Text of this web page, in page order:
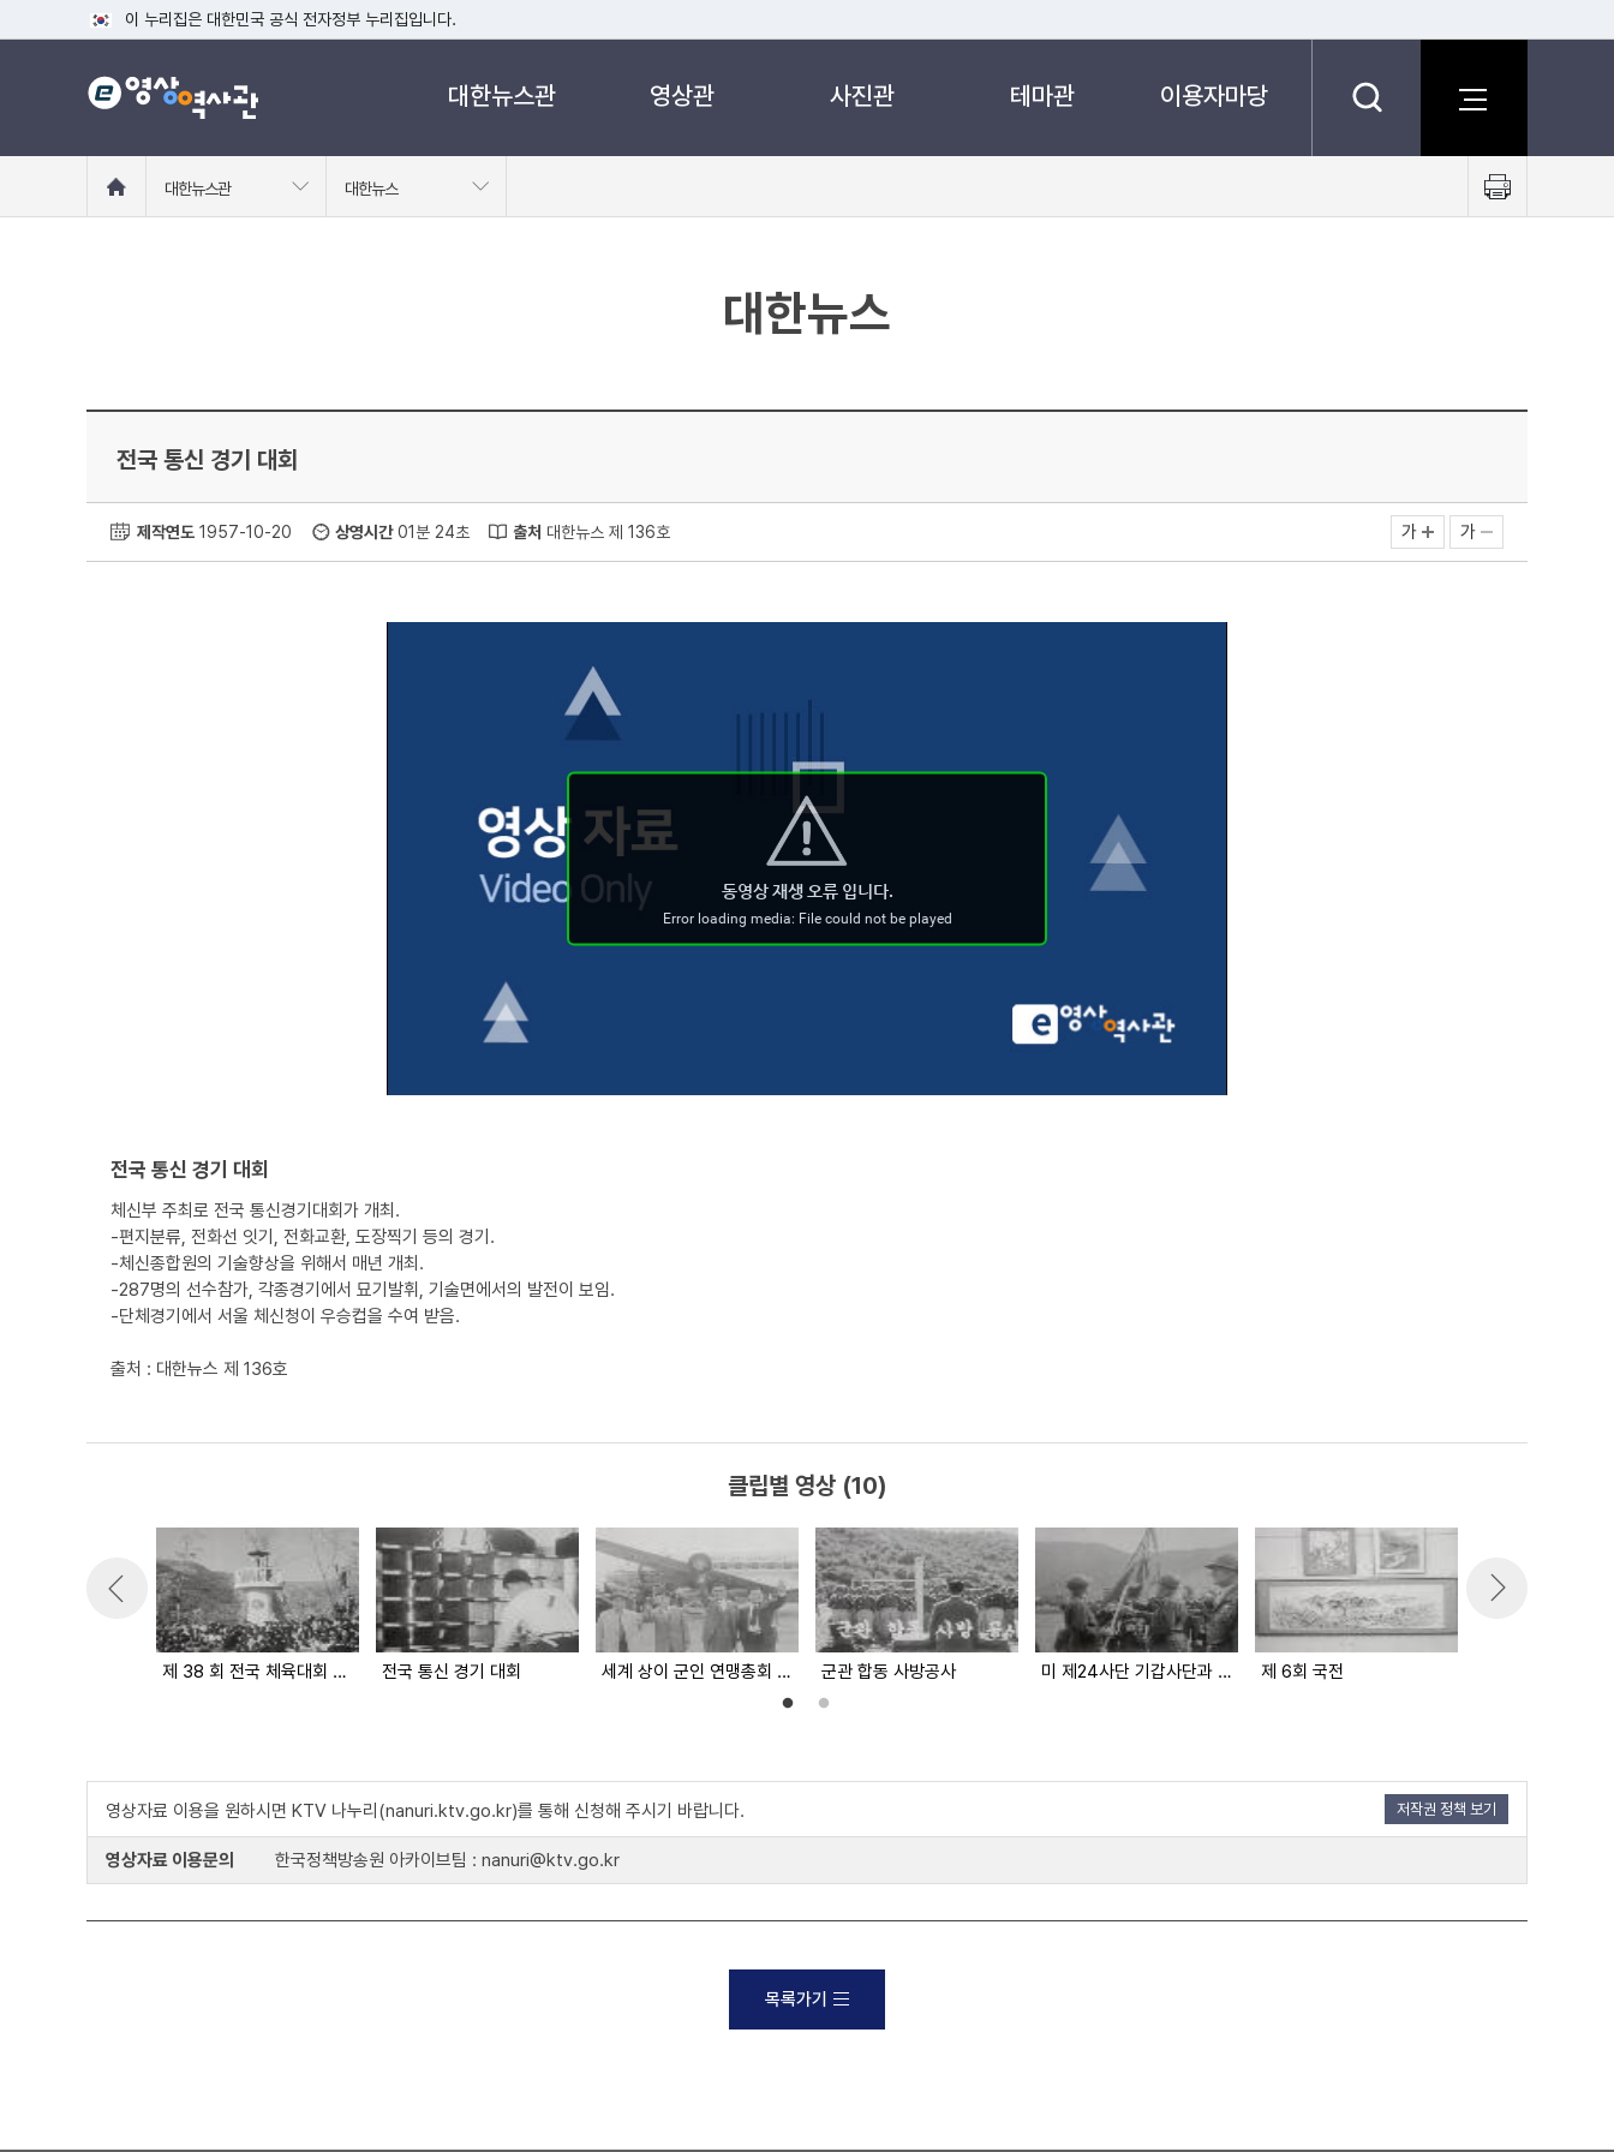
이 누리집은 대한민국 공식 전자정부 누리집입니다.
공식 누리집 주소 확인하기
go.kr 주소를 사용하는 누리집은 대한민국 정부기관이 관리하는 누리집입니다.
대한뉴스관 영상관 사진관 테마관 이용자마당
로
대한뉴스관 대한뉴스
트
대한뉴스
전국 통신 경기 대회
제작연도 1957-10-20 상영시간01분 24초 출처 대한뉴스 제 136호 가 가
전국 통신 경기 대회
체신부 주최로 전국 통신경기대회가 개최.
-편지분류, 전화선 잇기, 전화교환, 도장찍기 등의 경기.
-체신종합원의 기술향상을 위해서 매년 개최.
-287명의 선수참가, 각종경기에서 묘기발휘, 기술면에서의 발전이 보임.
-단체경기에서 서울 체신청이 우승컵을 수여 받음.
출처 : 대한뉴스 제 136호
클립별 영상 (10)
제 38 회 전국 체육대회 개막 전국 통신 경기 대회 세계 상이 군인 연맹총회 한국대표 출발 군관 합동 사방공사 미 제24사단 기갑사단과 교체 제 6회 국전
영상자료 이용을 원하시면 KTV 나누리(nanuri.ktv.go.kr)를 통해 신청해 주시기 바랍니다. 저작권 정책 보기
영상자료 이용문의 한국정책방송원 아카이브팀 : nanuri@ktv.go.kr
목록가기